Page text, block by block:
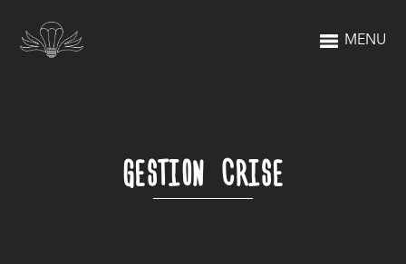
MENU
GESTION CRISE